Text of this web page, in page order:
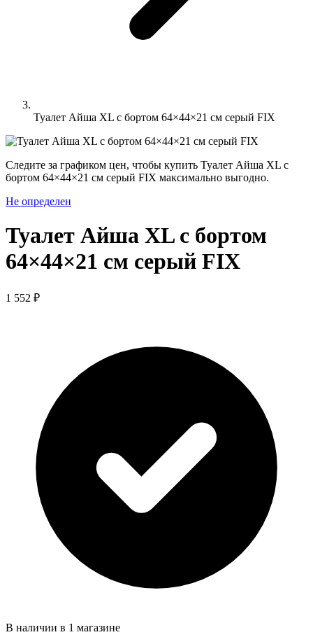
Туалет Айша XL с бортом 64×44×21 см серый FIX
Следите за графиком цен, чтобы купить Туалет Айша XL с
бортом 64×44×21 см серый FIX максимально выгодно.
Не определен
Туалет Айша XL с бортом
64×44×21 см серый FIX
1 552 ₽
В наличии в 1 магазине